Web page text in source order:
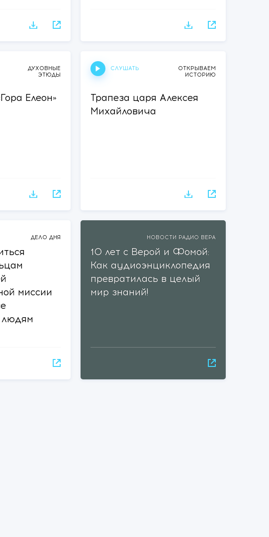
ДУХОВНЫЕ
ЭТЮДЫ
Елеон»
СЛУШАТЬ
ОТКРЫВАЕМ
ИСТОРИЮ
Трапеза царя Алексея
Михайловича
ДЕЛО ДНЯ
миссии
людям
НОВОСТИ РАДИО ВЕРА
10 лет с Верой и Фомой:
Как аудиоэнциклопедия
превратилась в целый
мир знаний!